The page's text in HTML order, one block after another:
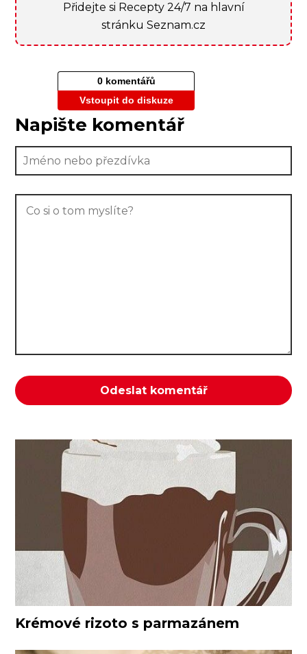
Přidejte si Recepty 24/7 na hlavní
stránku Seznam.cz
0 komentářů
Vstoupit do diskuze
Napište komentář
Krémové rizoto s parmazánem